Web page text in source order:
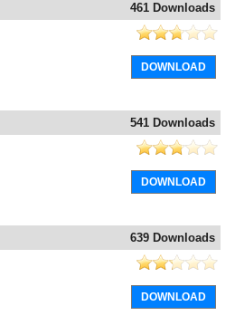
461 Downloads
DOWNLOAD
541 Downloads
DOWNLOAD
639 Downloads
DOWNLOAD